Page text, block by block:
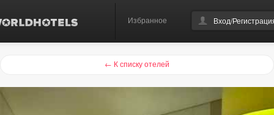
Избранное Вход/
← К списку отелей